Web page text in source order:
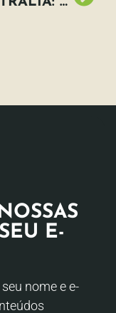
E-
nome e e-